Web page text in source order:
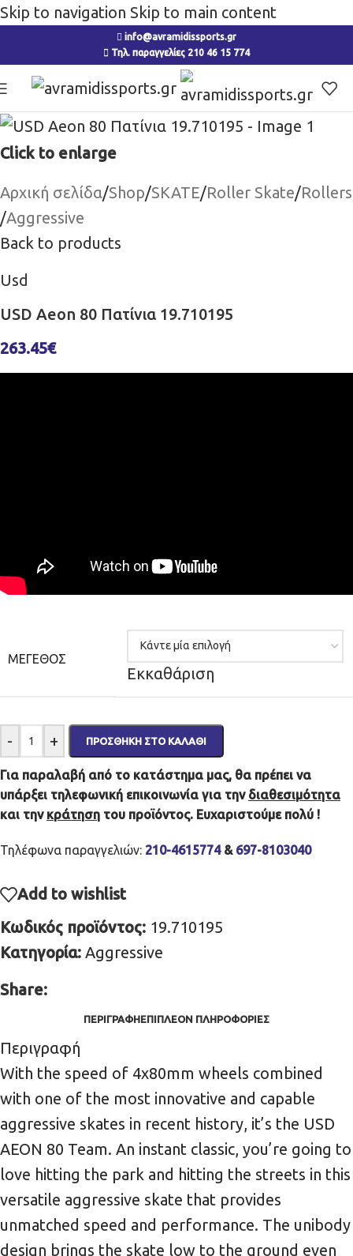
Skip to navigation Skip to main content
info@avramidissports.gr
Τηλ. παραγγελίες 210 46 15 774
Click to enlarge
Αρχική σελίδα/Shop/SKATE/Roller Skate/Rollers
/Aggressive
Back to products
Usd
USD Aeon 80 Πατίνια 19.710195
263.45€
ΜΈΓΕΘΟΣ
Εκκαθάριση
- + ΠΡΟΣΘΉΚΗ ΣΤΟ ΚΑΛΆΘΙ
Για παραλαβή από το κατάστημα μας, θα πρέπει να
υπάρξει τηλεφωνική επικοινωνία για την διαθεσιμότητα
και την κράτηση του προϊόντος. Ευχαριστούμε πολύ !
Τηλέφωνα παραγγελιών: 210-4615774& 697-8103040
Add to wishlist
Κωδικός προϊόντος: 19.710195
Κατηγορία: Aggressive
Share:
ΠΕΡΙΓΡΑΦΉΕΠΙΠΛΈΟΝ ΠΛΗΡΟΦΟΡΊΕΣ
Περιγραφή
With the speed of 4x80mm wheels combined
with one of the most innovative and capable
aggressive skates in recent history, it’s the USD
AEON 80 Team. An instant classic, you’re going to
love hitting the park and hitting the streets in this
versatile aggressive skate that provides
unmatched speed and performance. The unibody
design brings the skate low to the ground even